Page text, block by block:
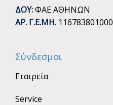
ΔΟΥ:ΦΑΕ ΑΘΗΝΩΝ
ΑΡ. Γ.Ε.ΜΗ. 116783801000
Σύνδεσμοι
Εταιρεία
Service